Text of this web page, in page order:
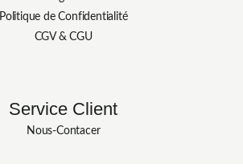
Politique de Confidentialité
CGV & CGU
Service Client
Nous-Contacer